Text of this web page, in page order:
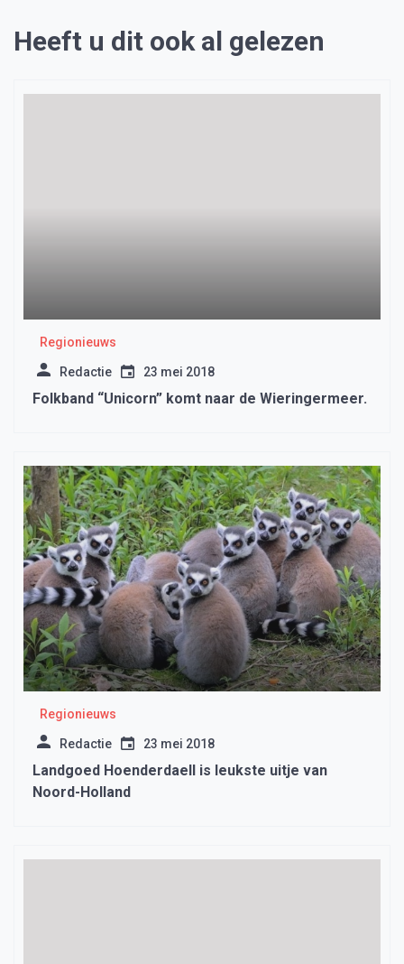
Heeft u dit ook al gelezen
Regionieuws
Redactie 23 mei 2018
Folkband “Unicorn” komt naar de Wieringermeer.
Regionieuws
Redactie 23 mei 2018
Landgoed Hoenderdaell is leukste uitje van
Noord-Holland